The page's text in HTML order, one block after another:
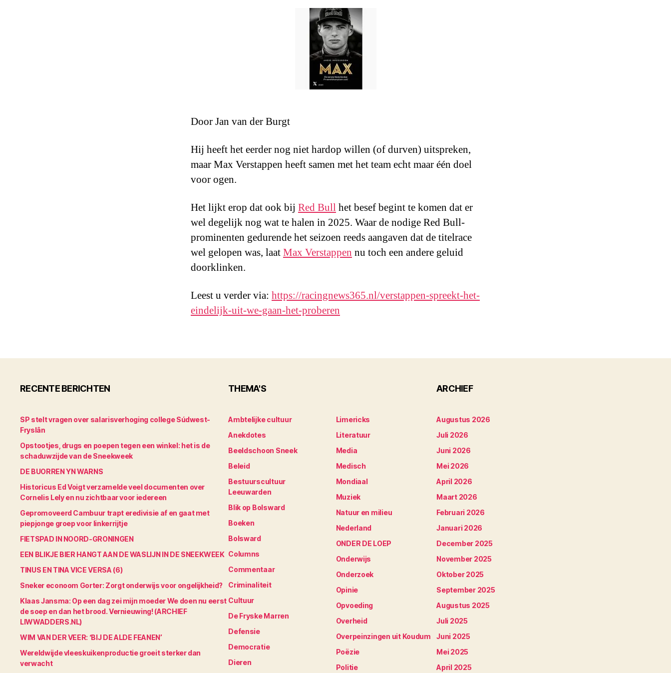
Door Jan van der Burgt
Hij heeft het eerder nog niet hardop willen (of durven) uitspreken,
maar Max Verstappen heeft samen met het team echt maar één doel
voor ogen.
Het lijkt erop dat ook bij Red Bullhet besef begint te komen dat er
wel degelijk nog wat te halen in 2025. Waar de nodige Red Bull-
prominenten gedurende het seizoen reeds aangaven dat de titelrace
wel gelopen was, laatMax Verstappen nu toch een andere geluid
doorklinken.
Leest u verder via: https://racingnews365.nl/verstappen-spreekt-het-
eindelijk-uit-we-gaan-het-proberen
RECENTE BERICHTEN
SP stelt vragen over salarisverhoging college Súdwest-
Fryslân
Opstootjes, drugs en poepen tegen een winkel: het is de
schaduwzijde van de Sneekweek
DE BUORREN YN WARNS
Historicus Ed Voigt verzamelde veel documenten over
Cornelis Lely en nu zichtbaar voor iedereen
Gepromoveerd Cambuur trapt eredivisie af en gaat met
piepjonge groep voor linkerrijtje
FIETSPAD IN NOORD-GRONINGEN
EEN BLIKJE BIER HANGT AAN DE WASLIJN IN DE SNEEKWEEK
TINUS EN TINA VICE VERSA (6)
Sneker econoom Gorter: Zorgt onderwijs voor ongelijkheid?
Klaas Jansma: Op een dag zei mijn moeder We doen nu eerst
de soep en dan het brood. Vernieuwing! (ARCHIEF
LIWWADDERS.NL)
WIM VAN DER VEER: ‘BIJ DE ALDE FEANEN’
Wereldwijde vleeskuikenproductie groeit sterker dan
verwacht
THEMA'S
Ambtelijke cultuur
Anekdotes
Beeldschoon Sneek
Beleid
Bestuurscultuur
Leeuwarden
Blik op Bolsward
Boeken
Bolsward
Columns
Commentaar
Criminaliteit
Cultuur
De Fryske Marren
Defensie
Democratie
Dieren
Limericks
Literatuur
Media
Medisch
Mondiaal
Muziek
Natuur en milieu
Nederland
ONDER DE LOEP
Onderwijs
Onderzoek
Opinie
Opvoeding
Overheid
Overpeinzingen uit Koudum
Poëzie
Politie
ARCHIEF
Augustus 2026
Juli 2026
Juni 2026
Mei 2026
April 2026
Maart 2026
Februari 2026
Januari 2026
December 2025
November 2025
Oktober 2025
September 2025
Augustus 2025
Juli 2025
Juni 2025
Mei 2025
April 2025